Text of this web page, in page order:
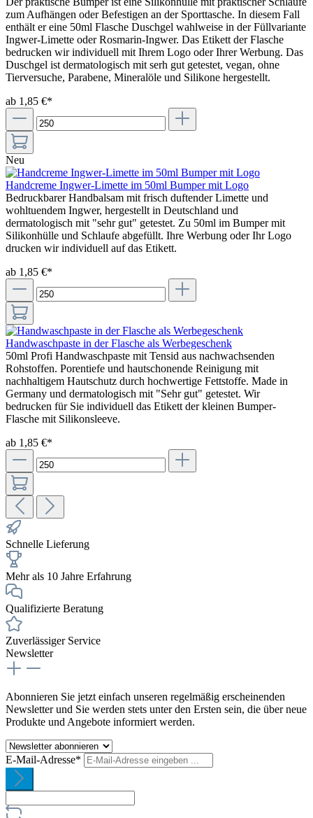
zum Aufhängen oder Befestigen an der Sporttasche. In diesem Fall
enthält er eine 50ml Flasche Duschgel wahlweise in der Füllvariante
Ingwer-Limette oder Rosmarin-Ingwer. Das Etikett der Flasche
bedrucken wir individuell mit Ihrem Logo oder Ihrer Werbung. Das
Duschgel ist dermatologisch mit serh gut getestet, vegan, ohne
Tierversuche, Parabene, Mineralöle und Silikone hergestellt.
ab 1,85 €*
Neu
Handcreme Ingwer-Limette im 50ml Bumper mit Logo
Bedruckbarer Handbalsam mit frisch duftender Limette und
wohltuendem Ingwer, hergestellt in Deutschland und
dermatologisch mit "sehr gut" getestet. Zu 50ml im Bumper mit
Silikonhülle und Schlaufe abgefüllt. Ihre Werbung oder Ihr Logo
drucken wir individuell auf das Etikett.
ab 1,85 €*
Handwaschpaste in der Flasche als Werbegeschenk
50ml Profi Handwaschpaste mit Tensid aus nachwachsenden
Rohstoffen. Porentiefe und hautschonende Reinigung mit
nachhaltigem Hautschutz durch hochwertige Fettstoffe. Made in
Germany und dermatologisch mit "Sehr gut" getestet. Wir
bedrucken für Sie individuell das Etikett der kleinen Bumper-
Flasche mit Silikonsleeve.
ab 1,85 €*
Schnelle Lieferung
Mehr als 10 Jahre Erfahrung
Qualifizierte Beratung
Zuverlässiger Service
Newsletter
Abonnieren Sie jetzt einfach unseren regelmäßig erscheinenden
Newsletter und Sie werden stets unter den Ersten sein, die über neue
Produkte und Angebote informiert werden.
E-Mail-Adresse*